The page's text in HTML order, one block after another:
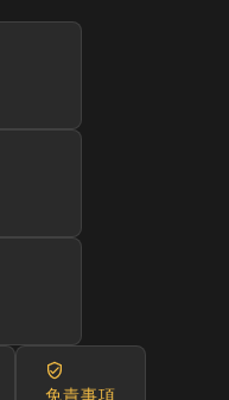
免責事項